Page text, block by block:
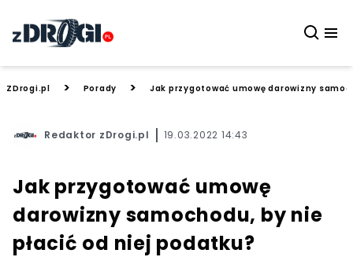
ZDrogi.pl > Porady > Jak przygotować umowę darowizny
Redaktor zDrogi.pl 19.03.2022 14:43
Jak przygotować umowę
darowizny samochodu, by nie
płacić od niej podatku?